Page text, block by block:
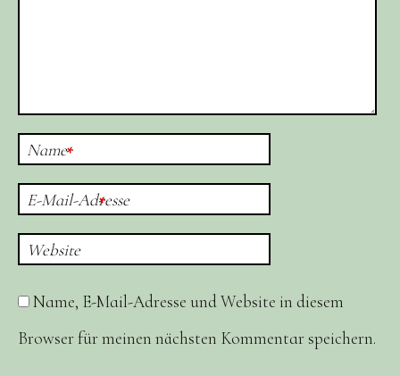
Name*
E-Mail-Adresse
*
Website
Name, E-Mail-Adresse und Website in diesem
Browser für meinen nächsten Kommentar speichern.